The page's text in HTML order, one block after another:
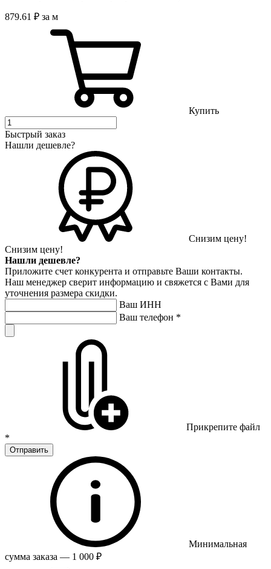
879.61 ₽ за м
Купить
Быстрый заказ
Нашли дешевле?
Снизим цену!
Снизим цену!
Нашли дешевле?
Приложите счет конкурента и отправьте Ваши контакты.
Наш менеджер сверит информацию и свяжется с Вами для
уточнения размера скидки.
Ваш ИНН
Ваш телефон *
Прикрепите файл
*
Отправить
Минимальная
сумма заказа — 1 000 ₽